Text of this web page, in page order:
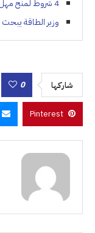
4 شروط لمنح مهل إضافية لتطوير الأراضي البيضاء
وزير الطاقة يبحث
شاركها 0
Pinterest